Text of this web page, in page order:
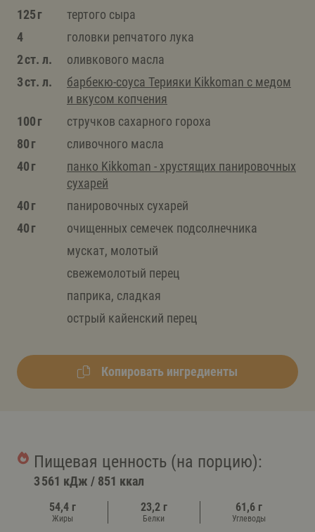
125 г
тертого сыра
4
головки репчатого лука
2 ст. л.
оливкового масла
3 ст. л.
барбекю-соуса Терияки Kikkoman с медом
и вкусом копчения
100 г
стручков сахарного гороха
80 г
сливочного масла
40 г
панко Kikkoman - хрустящих панировочных
сухарей
40 г
панировочных сухарей
40 г
очищенных семечек подсолнечника
мускат, молотый
свежемолотый перец
паприка, сладкая
острый кайенский перец
Копировать ингредиенты
Пищевая ценность (на порцию):
3 561 кДж / 851 ккал
54,4 г
Жиры
23,2 г
Белки
61,6 г
Углеводы